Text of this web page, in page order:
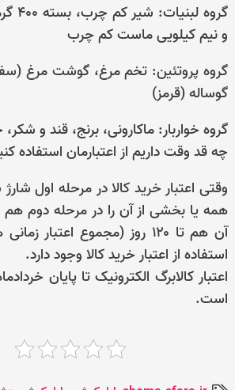
و نیم کیلویی ماست کم چرب
گروه پروتئین: تخم مرغ، گوشت مرغ
گوساله (قرمز)
گروه خواربار: ماکارونی، برنج، قند و
چه قد وقت داریم از اعتبارمان استفاده
وقتی اعتبار خرید کالا در مرحله اول
همه یا بخشی از آن را در مرحله دوم هم
آن هم تا ۱۲۰ روز (مجموع
استفاده از اعتبار خرید کالا وجود دارد.
است.